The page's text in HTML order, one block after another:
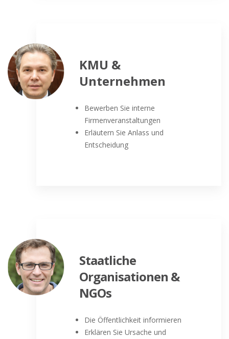
KMU &
Unternehmen
Bewerben Sie interne
Firmenveranstaltungen
Erläutern Sie Anlass und
Entscheidung
Staatliche
Organisationen &
NGOs
Die Öffentlichkeit informieren
Erklären Sie Ursache und